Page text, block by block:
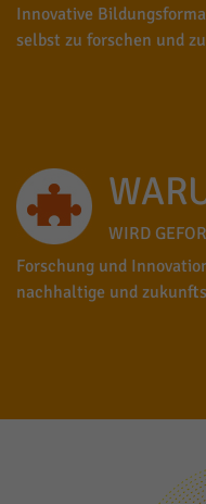
Innovative
selbst zu forschen und
WIRD
Forschung und
nachhaltige und